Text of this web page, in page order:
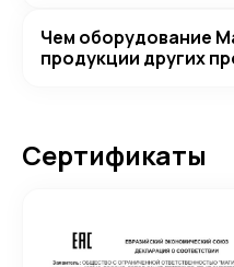
Чем оборудование
продукции других
Сертификаты